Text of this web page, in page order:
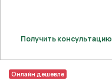
Получить консультацию
Онлайн дешевле